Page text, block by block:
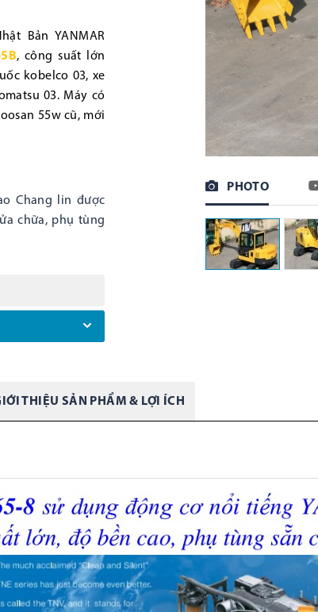
Bản YANMAR
, công suất lớn
kobelco 03, xe
03. Máy có
55w cũ, mới
Chang lin được
chữa, phụ tùng
PHOTO
THIỆU SẢN PHẨM & LỢI ÍCH